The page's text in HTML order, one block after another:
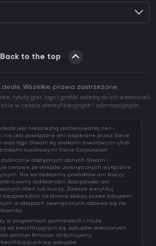
Back to the top
Wszelkie prawa zastrzeżone.
tytuły gier, logo i grafiki należą do ich właścicieli
w celach identyfikacyjnych i informacyjnych.
jest niezależną porównywarką cen i
nie jest powiązane ani wspierane przez Valve
oraz logo Steam są znakami towarowymi i/lub
towarowymi Valve Corporation.
publicznie dostępnych danych Steam i
cenowe ze sklepów zewnętrznych wyłącznie
Nie sprzedajemy produktów ani kluczy
dokładności, dostępności ani
ofert lub kluczy. Zawsze weryfikuj
bezpośrednio na stronie sklepu przed zakupem.
w sklepach zewnętrznych odbywa się na
w programach partnerskich i może
od kwalifikujących się zakupów dokonanych
partner Amazon otrzymujemy
się zakupów.